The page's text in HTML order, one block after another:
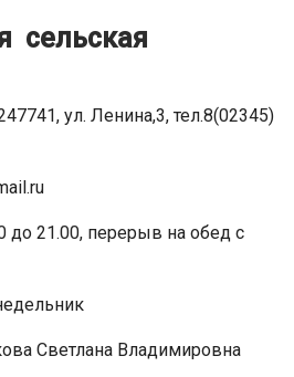
сельская
ул. Ленина,3, тел.8(02345)
до 21.00, перерыв на обед с
Светлана Владимировна